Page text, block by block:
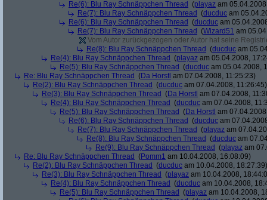
Re(6): Blu Ray Schnäppchen Thread (playaz am
Re(7): Blu Ray Schnäppchen Thread (ducduc am
Re(6): Blu Ray Schnäppchen Thread (ducduc am
Re(7): Blu Ray Schnäppchen Thread (Wizard51 am
Vom Autor zurückgezogen oder Autor hat seine
Re(8): Blu Ray Schnäppchen Thread (ducduc am
Re(4): Blu Ray Schnäppchen Thread (playaz am 05.04.2008,
Re(5): Blu Ray Schnäppchen Thread (ducduc am 05.04.2008,
Re: Blu Ray Schnäppchen Thread (Da Horstl am 07.04.2008, 11:25:23)
Re(2): Blu Ray Schnäppchen Thread (ducduc am 07.04.2008, 11:26:45)
Re(3): Blu Ray Schnäppchen Thread (Da Horstl am 07.04.2008,
Re(4): Blu Ray Schnäppchen Thread (ducduc am 07.04.2008,
Re(5): Blu Ray Schnäppchen Thread (Da Horstl am
Re(6): Blu Ray Schnäppchen Thread (ducduc am
Re(7): Blu Ray Schnäppchen Thread (playaz am
Re(8): Blu Ray Schnäppchen Thread (ducduc am
Re(9): Blu Ray Schnäppchen Thread (playaz am
Re: Blu Ray Schnäppchen Thread (Pomm1 am 10.04.2008, 16:08:09)
Re(2): Blu Ray Schnäppchen Thread (ducduc am 10.04.2008, 18:27:39)
Re(3): Blu Ray Schnäppchen Thread (playaz am 10.04.2008,
Re(4): Blu Ray Schnäppchen Thread (ducduc am 10.04.2008,
Re(5): Blu Ray Schnäppchen Thread (playaz am 10.04.2008,